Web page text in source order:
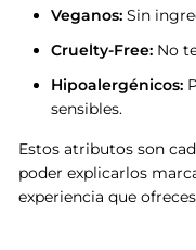
Veganos: Sin
Cruelty-Free: No
Hipoalergénicos:
sensibles.
Estos atributos son
poder explicarlos
experiencia que ofreces